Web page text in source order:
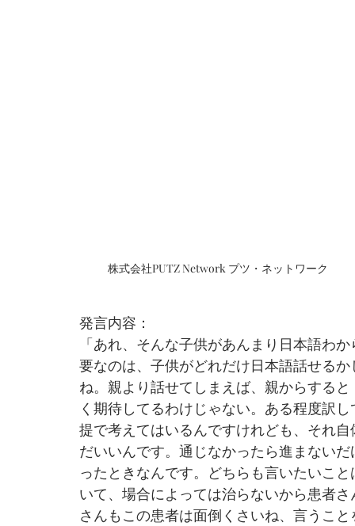
株式会社PUTZ Network プツ・ネットワーク
発言内容：
「あれ、そんな子供があんまり日本語わ
要なのは、子供がどれだけ日本語話せる
ね。親より話せてしまえば、親からする
く期待してるわけじゃない。ある程度訳
提で考えてはいるんですけれども、それ
だいいんです。通じなかったら進まない
ったときなんです。どちらも言いたいこ
いて、場合によっては治らないから患者
さんもこの患者は面倒くさいね、言うこ